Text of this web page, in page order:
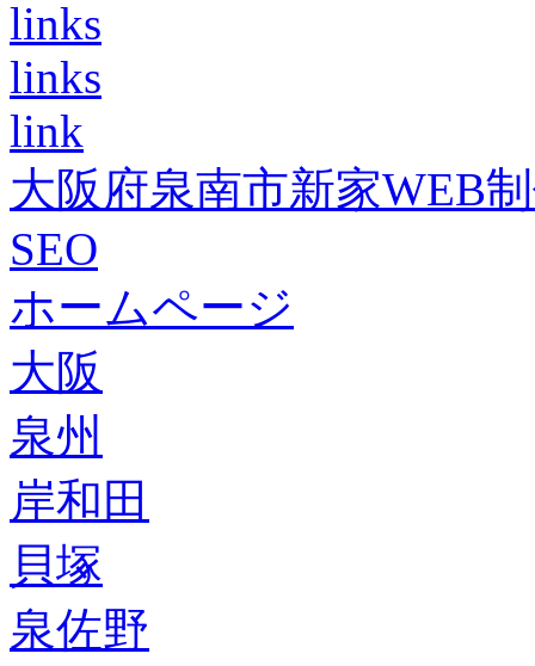
links
links
link
大阪府泉南市新家WEB
SEO
ホームページ
大阪
泉州
岸和田
貝塚
泉佐野